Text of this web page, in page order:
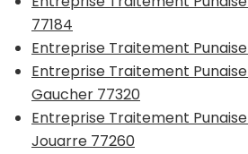
77184
Entreprise Traitement
Entreprise Traitement
Gaucher 77320
Entreprise Traitement
Jouarre 77260